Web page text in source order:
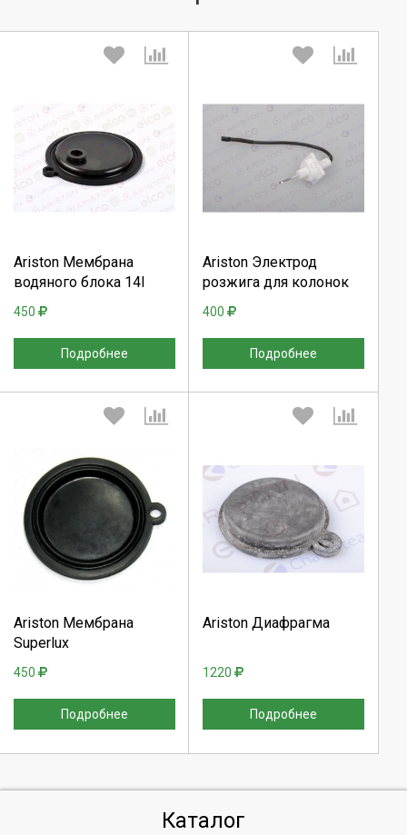
Ariston Мембрана
водяного блока 14l
450
Подробнее
Выберите количество:
Отмена
Ariston Электрод
розжига для колонок
400
Подробнее
Выберите количество:
Отмена
Ariston Мембрана
Superlux
450
Подробнее
Выберите количество:
Ariston Диафрагма
1220
Подробнее
Выберите количество:
Каталог